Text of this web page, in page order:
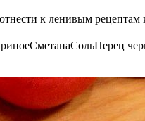
к ленивым
СметанаСольПерец